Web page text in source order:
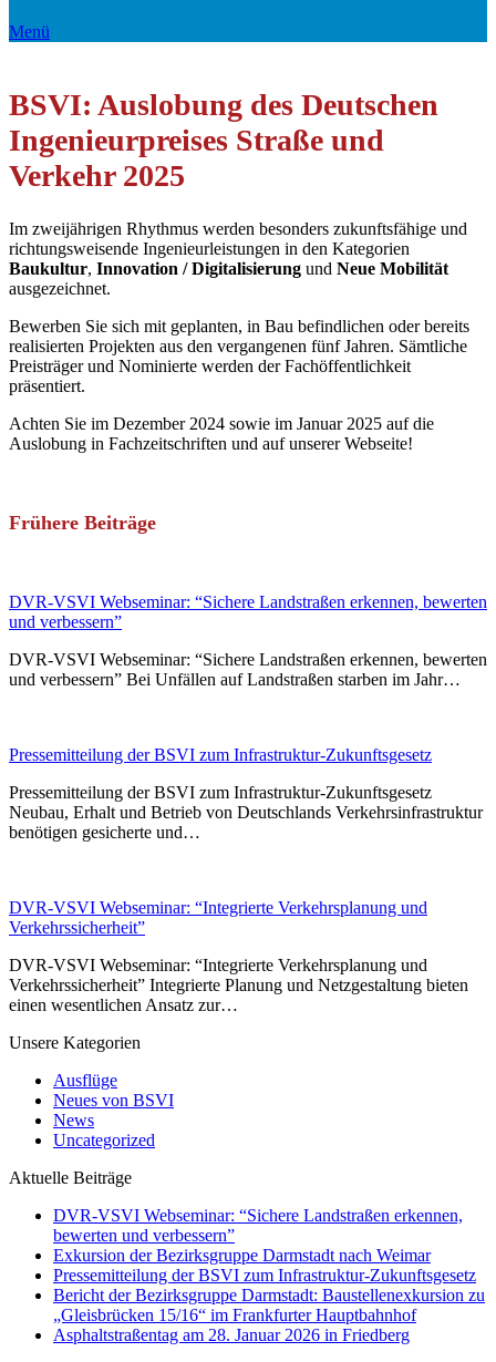
Menü
BSVI: Auslobung des Deutschen
Ingenieurpreises Straße und
Verkehr 2025
Im zweijährigen Rhythmus werden besonders zukunftsfähige und
richtungsweisende Ingenieurleistungen in den Kategorien
Baukultur, Innovation / Digitalisierung und Neue Mobilität
ausgezeichnet.
Bewerben Sie sich mit geplanten, in Bau befindlichen oder bereits
realisierten Projekten aus den vergangenen fünf Jahren. Sämtliche
Preisträger und Nominierte werden der Fachöffentlichkeit
präsentiert.
Achten Sie im Dezember 2024 sowie im Januar 2025 auf die
Auslobung in Fachzeitschriften und auf unserer Webseite!
Frühere Beiträge
DVR-VSVI Webseminar: “Sichere Landstraßen erkennen, bewerten
und verbessern”
DVR-VSVI Webseminar: “Sichere Landstraßen erkennen, bewerten
und verbessern” Bei Unfällen auf Landstraßen starben im Jahr…
Pressemitteilung der BSVI zum Infrastruktur-Zukunftsgesetz
Pressemitteilung der BSVI zum Infrastruktur-Zukunftsgesetz
Neubau, Erhalt und Betrieb von Deutschlands Verkehrsinfrastruktur
benötigen gesicherte und…
DVR-VSVI Webseminar: “Integrierte Verkehrsplanung und
Verkehrssicherheit”
DVR-VSVI Webseminar: “Integrierte Verkehrsplanung und
Verkehrssicherheit” Integrierte Planung und Netzgestaltung bieten
einen wesentlichen Ansatz zur…
Unsere Kategorien
Ausflüge
Neues von BSVI
News
Uncategorized
Aktuelle Beiträge
DVR-VSVI Webseminar: “Sichere Landstraßen erkennen,
bewerten und verbessern”
Exkursion der Bezirksgruppe Darmstadt nach Weimar
Pressemitteilung der BSVI zum Infrastruktur-Zukunftsgesetz
Bericht der Bezirksgruppe Darmstadt: Baustellenexkursion zu
„Gleisbrücken 15/16“ im Frankfurter Hauptbahnhof
Asphaltstraßentag am 28. Januar 2026 in Friedberg